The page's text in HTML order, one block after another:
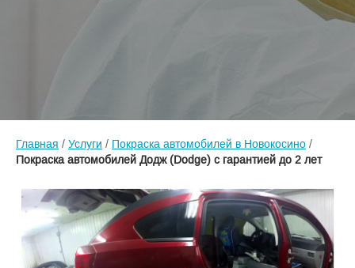
Главная / Услуги / Покраска автомобилей в Новокосино /
Покраска автомобилей Додж (Dodge) с гарантией до 2 лет